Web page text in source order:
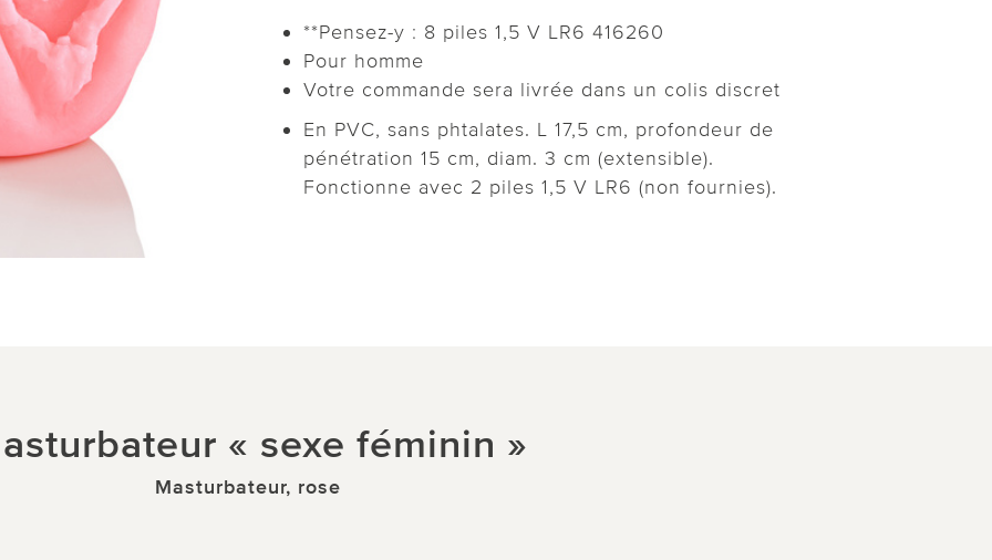
**Pensez-y : 8 piles 1,5 V LR6 416260
Pour homme
Votre commande sera livrée dans un colis discret
En PVC, sans phtalates. L 17,5 cm, profondeur de
pénétration 15 cm, diam. 3 cm (extensible).
Fonctionne avec 2 piles 1,5 V LR6 (non fournies).
« sexe féminin »
Masturbateur, rose